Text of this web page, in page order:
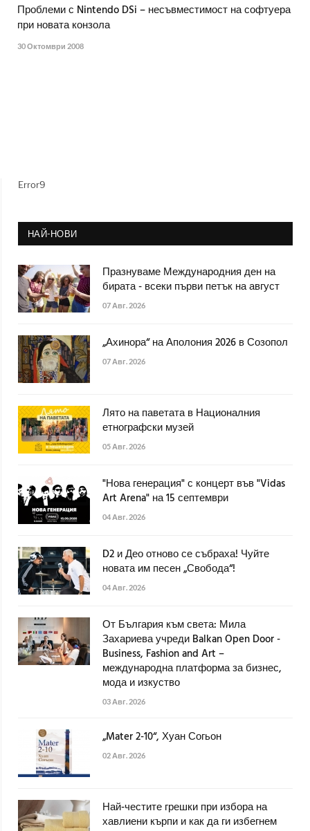
Проблеми с Nintendo DSi – несъвместимост на софтуера
при новата конзола
30 Октомври 2008
Error9
НАЙ-НОВИ
Празнуваме Международния ден на
бирата - всеки първи петък на август
07 Авг. 2026
„Ахинора“ на Аполония 2026 в Созопол
07 Авг. 2026
Лято на паветата в Националния
етнографски музей
05 Авг. 2026
"Нова генерация" с концерт във "Vidas
Art Arena" на 15 септември
04 Авг. 2026
D2 и Део отново се събраха! Чуйте
новата им песен „Свобода“!
04 Авг. 2026
От България към света: Мила
Захариева учреди Balkan Open Door -
Business, Fashion and Art –
международна платформа за бизнес,
мода и изкуство
03 Авг. 2026
„Mater 2-10“, Хуан Согьон
02 Авг. 2026
Най-честите грешки при избора на
хавлиени кърпи и как да ги избегнем